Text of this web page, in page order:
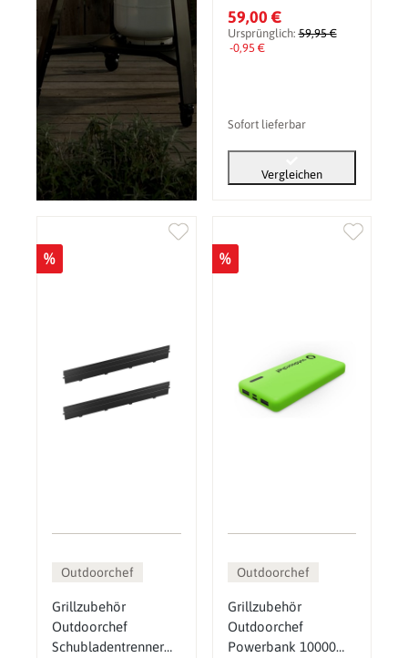
für Heat
Schrankmodul, hoch,
2er Set
59,00 €
Ursprünglich:59,95 €
-0,95 €
Sofort lieferbar
Vergleichen
%
Outdoorchef
Grillzubehör
Outdoorchef
Schubladentrenner
%
Outdoorchef
Grillzubehör
Outdoorchef
Powerbank 10000